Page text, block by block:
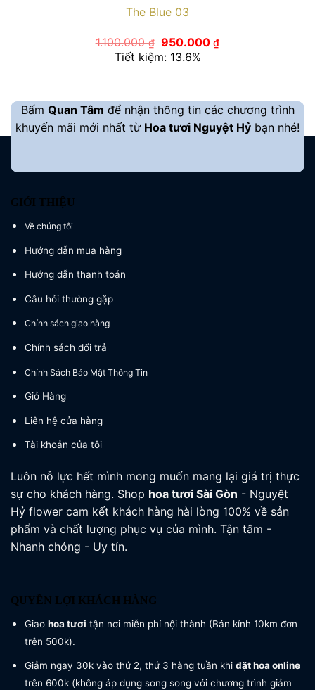
The Blue 03
1.100.000₫ Giá
gốc
là:
950.000₫Giá
Tiết kiệm: 13.6%
Bấm Quan Tâm để nhận thông tin các chương trình
khuyến mãi mới nhất từ Hoa tươi Nguyệt Hỷ bạn nhé!
GIỚI THIỆU
Về chúng tôi
Hướng dẫn mua hàng
Hướng dẫn thanh toán
Câu hỏi thường gặp
Chính sách giao hàng
Chính sách đổi trả
Chính Sách Bảo Mật Thông Tin
Giỏ Hàng
Liên hệ cửa hàng
Tài khoản của tôi
Luôn nỗ lực hết mình mong muốn mang lại giá trị thực
sự cho khách hàng. Shop hoa tươi Sài Gòn - Nguyệt
Hỷ flower cam kết khách hàng hài lòng 100% về sản
phẩm và chất lượng phục vụ của mình. Tận tâm -
Nhanh chóng - Uy tín.
QUYỀN LỢI KHÁCH HÀNG
Giao hoa tươi tận nơi miễn phí nội thành (Bán kính 10km đơn
trên 500k).
Giảm ngay 30k vào thứ 2, thứ 3 hàng tuần khi đặt hoa online
trên 600k (không áp dụng song song với chương trình giảm